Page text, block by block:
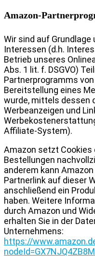
Amazon-
Wir sind auf
Interessen (d.h.
Betrieb unseres
Abs. 1 lit. f. DSGVO)
Partnerprogramms
Bereitstellung eines
wurde, mittels dessen
Werbeanzeigen und
Affiliate-System).
Amazon setzt Cookies
Bestellungen
anderem kann
Partnerlink auf dieser
anschließend ein
haben. Weitere
durch Amazon und
erhalten Sie in der
Unternehmens:
https://